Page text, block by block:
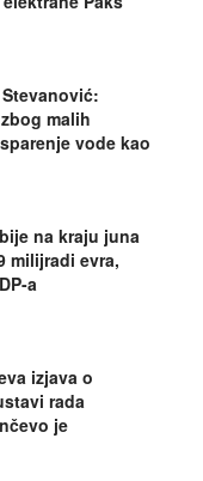
malih
vode kao
na kraju juna
milijradi evra,
a
izjava o
rada
je